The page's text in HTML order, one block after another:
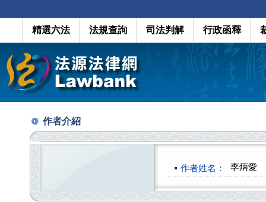
精選六法 法規查詢 司法判解 行政函釋
作者介紹
作者姓名： 李炳愛